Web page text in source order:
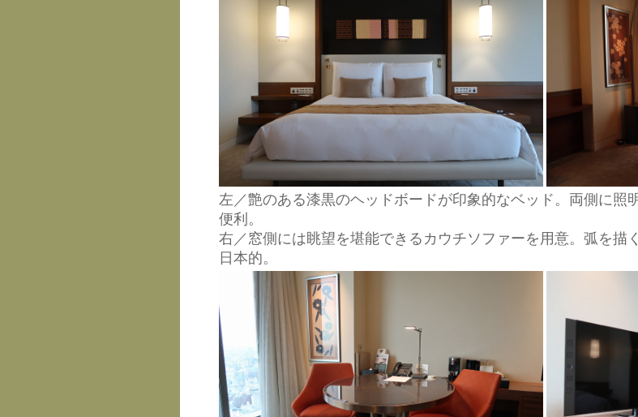
左／艶のある漆黒のヘッドボードが印象的なベッド。両側に照
便利。
右／窓側には眺望を堪能できるカウチソファーを用意。弧を描
日本的。